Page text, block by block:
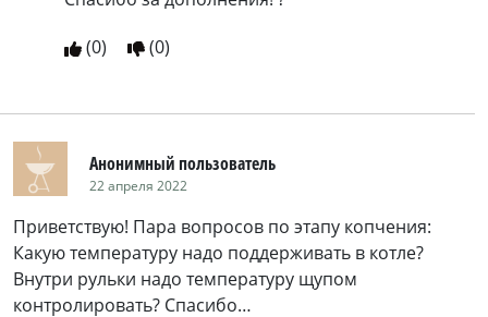
(0) (0)
Анонимный пользователь
22 апреля 2022
Приветствую! Пара вопросов по этапу копчения:
Какую температуру надо поддерживать в котле?
Внутри рульки надо температуру щупом
контролировать? Спасибо…